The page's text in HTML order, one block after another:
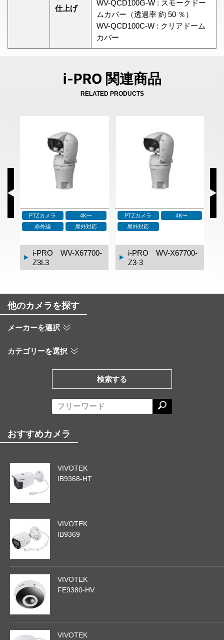
仕上げ
WV-QCD100G-W : スモークドー
ムカバー（透過率 約 50 ％）
WV-QCD100C-W : クリアドーム
カバー
i-PRO 関連商品
RELATED PRODUCTS
PTZカメラ
4K〜
赤外線
屋外対応
i-PRO WV-X67700-
Z3L3
PTZカメラ
4K〜
屋外対応
i-PRO WV-X67700-
Z3-3
他のカメラを探す
メーカーを選択
カテゴリーを選択
検索する
おすすめカメラ
VIVOTEK
IB9368-HT
VIVOTEK
IB9369
VIVOTEK
FE9380-HV
VIVOTEK